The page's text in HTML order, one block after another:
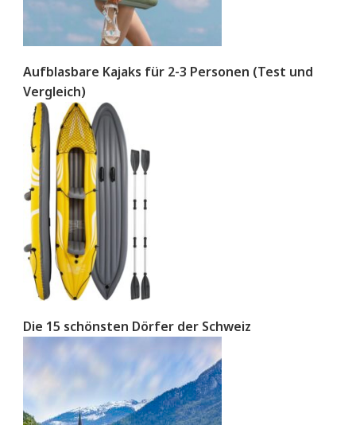
Aufblasbare Kajaks für 2-3 Personen (Test und
Vergleich)
Die 15 schönsten Dörfer der Schweiz